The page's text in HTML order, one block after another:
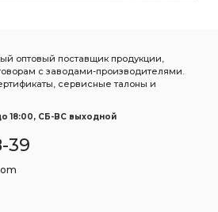
оптовый поставщик продукции,
с заводами-производителями.
сервисные талоны и
18:00, СБ-ВС выходной
39